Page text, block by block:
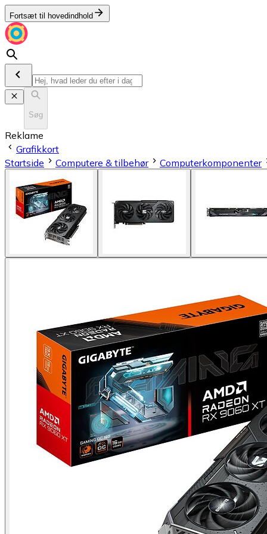
Fortsæt til hovedindhold
Søg
Reklame
Grafikkort
Startside
Computere & tilbehør Computerkomponenter